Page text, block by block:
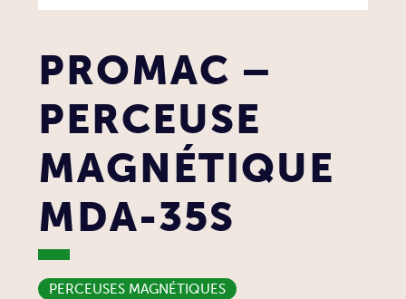
PROMAC –
PERCEUSE
MAGNÉTIQUE
MDA-35S
PERCEUSES MAGNÉTIQUES